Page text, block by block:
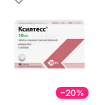
−20%